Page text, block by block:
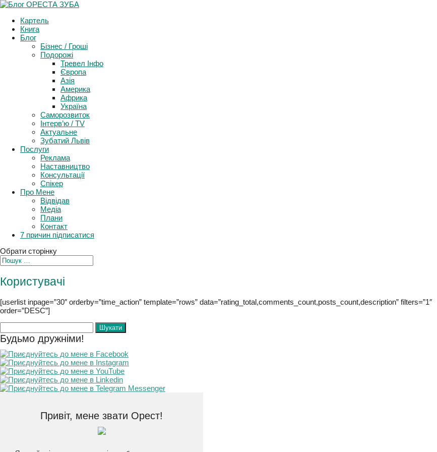
Картель
Книга
Блог
Бізнес / Гроші
Подорожі
Тревел Інфо
Європа
Азія
Америка
Африка
Україна
Саморозвиток
Інтерв’ю / TV
Актуальне
Зубатий Львів
Послуги
Реклама
Наставництво
Консультації
Спікер
Про Мене
Відвідав
Медіа
Плани
Контакт
7 причин підписатися
Обрати сторінку
Користувачі
[userlist inpage=”30″ orderby=”time_action” template=”rows” data=”rating_total,comments_count,posts_count,description” filters=”1″
order=”DESC”]
Пошук:
Будьмо дружніми!
Привіт, мене звати Орест!